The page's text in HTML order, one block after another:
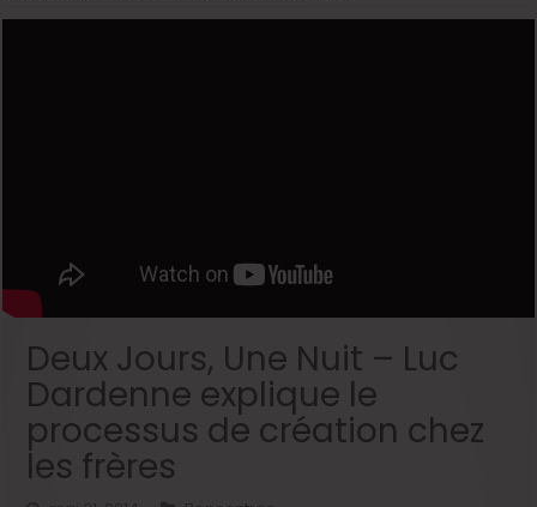
Deux Jours, Une Nuit – Luc
Dardenne explique le
processus de création chez
les frères